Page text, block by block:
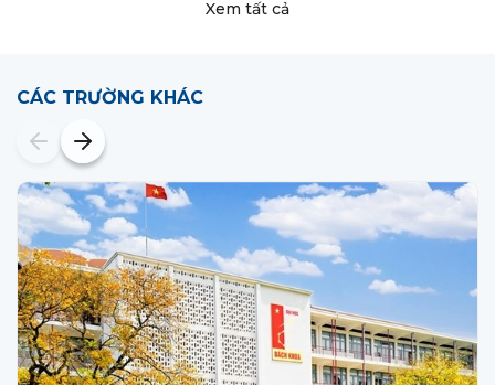
Xem tất cả
CÁC TRƯỜNG KHÁC